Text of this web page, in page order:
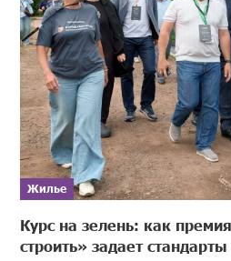
Жилье
Курс на зелень: как
строить» задает